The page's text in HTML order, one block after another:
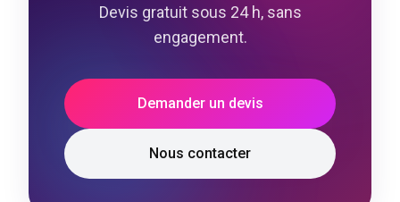
Devis gratuit sous 24 h, sans
engagement.
Demander un devis
Nous contacter